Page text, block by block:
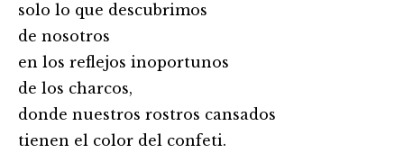
solo lo que descubrimos
de nosotros
en los reflejos inoportunos
de los charcos,
donde nuestros rostros cansados
tienen el color del confeti.